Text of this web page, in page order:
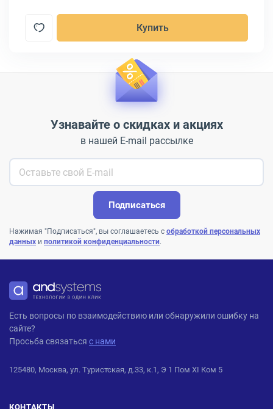
Купить
Узнавайте о скидках и акциях
в нашей E-mail рассылке
Подписаться
Нажимая "Подписаться", вы соглашаетесь с обработкой персональных
данных и политикой конфиденциальности.
ANDPRO
Есть вопросы по взаимодействию или обнаружили ошибку на
сайте?
Просьба связаться с нами
125480, Москва, ул. Туристская, д.33, к.1, Э 1 Пом XI Ком 5
КОНТАКТЫ